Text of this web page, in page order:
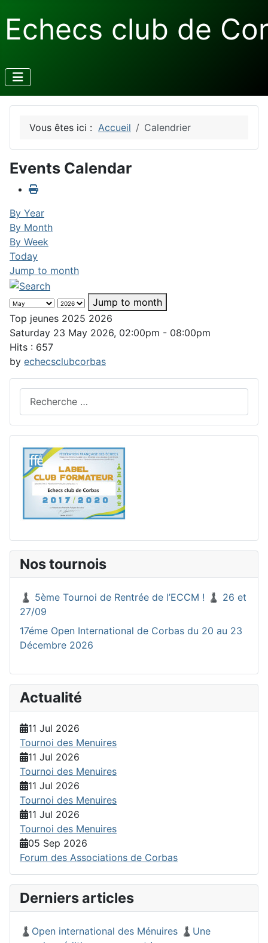
Echecs club de
Vous êtes ici : Accueil Calendrier
Events Calendar
By Year
By Month
By Week
Today
Jump to month
Jump to month
Top jeunes 2025 2026
Saturday 23 May 2026, 02:00pm - 08:00pm
Hits : 657
by echecsclubcorbas
Nos tournois
♟️ 5ème Tournoi de Rentrée de l’ECCM ! ♟️ 26 et
27/09
17éme Open International de Corbas du 20 au 23
Décembre 2026
Actualité
11 Jul 2026
Tournoi des Menuires
11 Jul 2026
Tournoi des Menuires
11 Jul 2026
Tournoi des Menuires
11 Jul 2026
Tournoi des Menuires
05 Sep 2026
Forum des Associations de Corbas
Derniers articles
♟️Open international des Ménuires ♟️Une